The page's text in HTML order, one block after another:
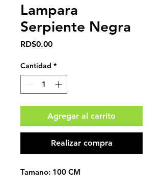
Lampara
Serpiente Negra
RD$0.00Precio
Cantidad *
Agregar al carrito
Realizar compra
Tamano: 100 CM